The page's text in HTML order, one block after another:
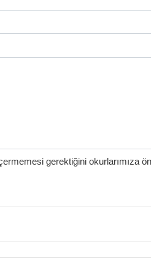
gerektiğini okurlarımıza